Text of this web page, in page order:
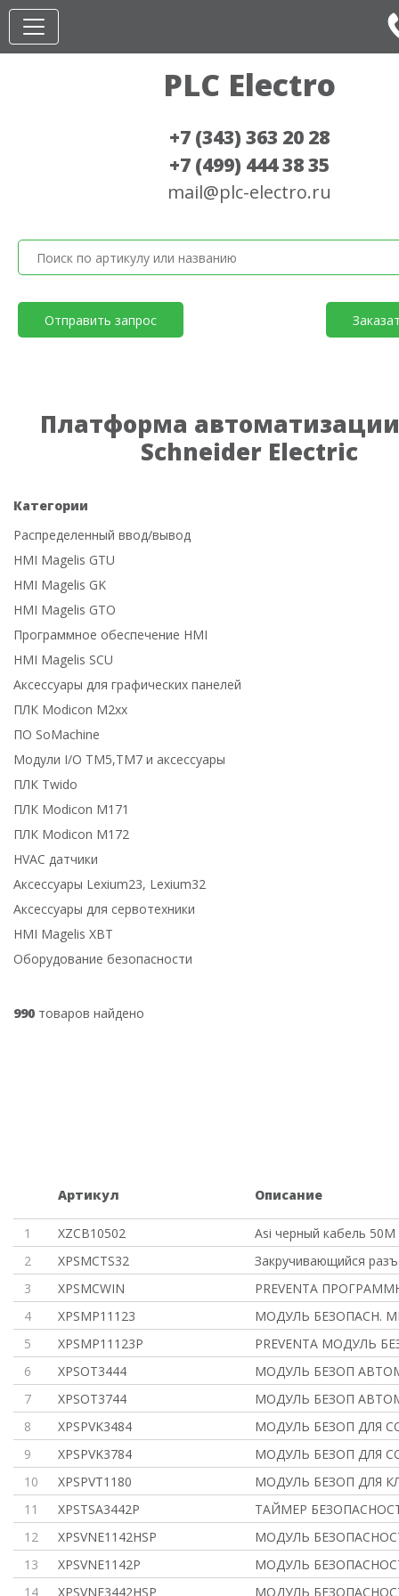
PLC Electro
+7 (343) 363 20 28
+7 (499) 444 38 35
mail@plc-electro.ru
Отправить запрос
Платформа автоматизации
Schneider Electric
Категории
Распределенный ввод/вывод
HMI Magelis GTU
HMI Magelis GK
HMI Magelis GTO
Программное обеспечение HMI
HMI Magelis SCU
Аксессуары для графических панелей
ПЛК Modicon M2xx
ПО SoMachine
Модули I/O TM5,TM7 и аксессуары
ПЛК Twido
ПЛК Modicon M171
ПЛК Modicon M172
HVAC датчики
Аксессуары Lexium23, Lexium32
Аксессуары для сервотехники
HMI Magelis XBT
Оборудование безопасности
990 товаров найдено
Артикул Описание
1 XZCB10502
Asi черный кабель 50M
2
XPSMCTS32
Закручивающийся
3
XPSMCWIN
PREVENTA
4
XPSMP11123
МОДУЛЬ БЕЗОПАСН.
5
XPSMP11123P
PREVENTA МОДУЛЬ
6
XPSOT3444
МОДУЛЬ БЕЗОП
7
XPSOT3744
МОДУЛЬ БЕЗОП
8
XPSPVK3484
МОДУЛЬ БЕЗОП ДЛЯ
9
XPSPVK3784
МОДУЛЬ БЕЗОП ДЛЯ
10
XPSPVT1180
МОДУЛЬ БЕЗОП ДЛЯ
11
XPSTSA3442P
ТАЙМЕР
12
XPSVNE1142HSP
МОДУЛЬ
13
XPSVNE1142P
МОДУЛЬ
14
XPSVNE3442HSP МОДУЛЬ